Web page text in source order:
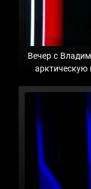
Вечер с
арктическую